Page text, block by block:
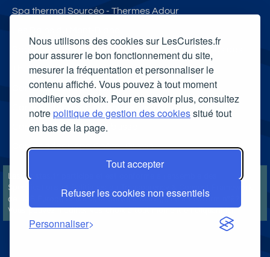
Nous utilisons des cookies sur LesCuristes.fr
pour assurer le bon fonctionnement du site,
mesurer la fréquentation et personnaliser le
contenu affiché. Vous pouvez à tout moment
modifier vos choix. Pour en savoir plus, consultez
notrepolitique de gestion des cookiessitué tout
en bas de la page.
Tout accepter
Refuser les cookies non essentiels
Personnaliser
Spa thermal Sourcéo - Thermes Adour
Thermes de Luchon
Carte cadeau spa Vichy
Carte cadeau spa Bagnoles-de-l'Orne
Carte cadeau spa Saubusse
Carte cadeau spa Châtel-Guyon
LesCuristes.fr participe et est conforme à l'ensemble des
Spécifications et Politiques du Transparency & Consent Framework
de l'IAB Europe et utilise la Consent Management Platform n°92.
Vous pouvez modifier vos choix à tout moment encliquant ici.